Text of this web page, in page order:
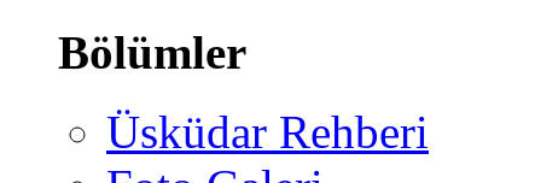
Bölümler
Üsküdar Rehberi